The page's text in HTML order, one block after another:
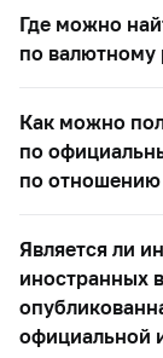
Где можно
по валютному
Как можно
по
по отношению
Является ли
иностранных
официальной